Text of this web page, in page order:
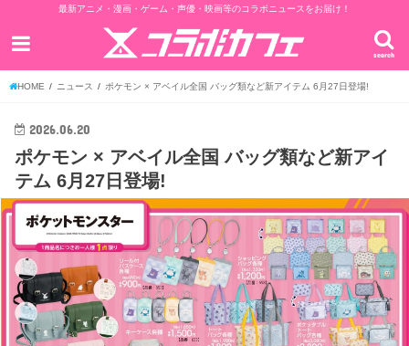
最新アニメ・漫画・ゲーム・声優・映画等のコラボニュースをお届け！
search
HOME ニュース ポケモン × アベイル全国 バッグ類など新アイテム 6月27日登場!
2026.06.20
ポケモン × アベイル全国 バッグ類など新アイ
テム 6月27日登場!